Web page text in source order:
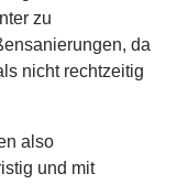
zu
da
nicht rechtzeitig
also
und mit